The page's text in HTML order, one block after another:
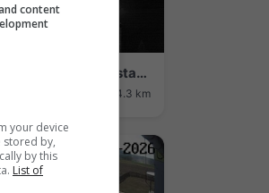
Kulmbach: Plassenburg Blick: Auf die Altstadt von - mit der Imposanten Plassenburg
Distancia: 24.3 km
content
your device
stored by,
by this
List of